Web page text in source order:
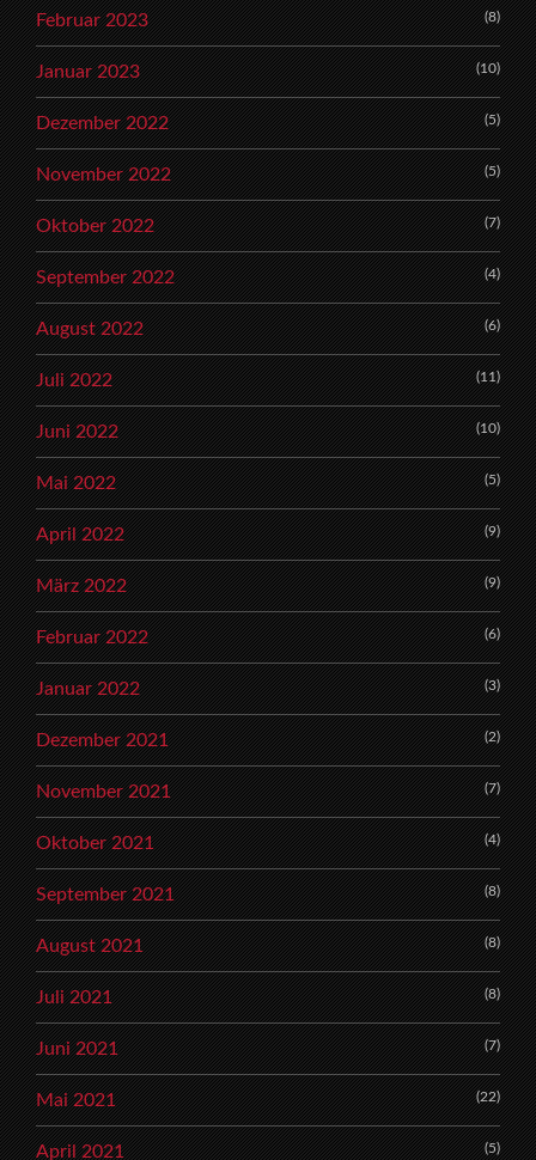
Februar 2023 (8)
Januar 2023 (10)
Dezember 2022 (5)
November 2022 (5)
Oktober 2022 (7)
September 2022 (4)
August 2022 (6)
Juli 2022 (11)
Juni 2022 (10)
Mai 2022 (5)
April 2022 (9)
März 2022 (9)
Februar 2022 (6)
Januar 2022 (3)
Dezember 2021 (2)
November 2021 (7)
Oktober 2021 (4)
September 2021 (8)
August 2021 (8)
Juli 2021 (8)
Juni 2021 (7)
Mai 2021 (22)
April 2021 (5)